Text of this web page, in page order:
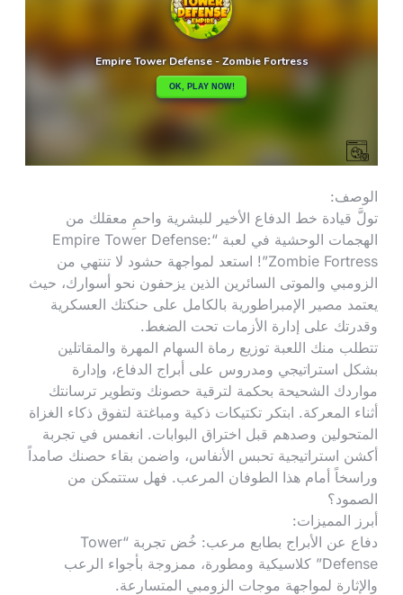
الوصف:
تولَّ قيادة خط الدفاع الأخير للبشرية واحمِ معقلك من
الهجمات الوحشية في لعبة “Empire Tower Defense:
Zombie Fortress”! استعد لمواجهة حشود لا تنتهي من
الزومبي والموتى السائرين الذين يزحفون نحو أسوارك، حيث
يعتمد مصير الإمبراطورية بالكامل على حنكتك العسكرية
وقدرتك على إدارة الأزمات تحت الضغط.
تتطلب منك اللعبة توزيع رماة السهام المهرة والمقاتلين
بشكل استراتيجي ومدروس على أبراج الدفاع، وإدارة
مواردك الشحيحة بحكمة لترقية حصونك وتطوير ترسانتك
أثناء المعركة. ابتكر تكتيكات ذكية ومباغتة لتفوق ذكاء الغزاة
المتحولين وصدهم قبل اختراق البوابات. انغمس في تجربة
أكشن استراتيجية تحبس الأنفاس، واضمن بقاء حصنك صامداً
وراسخاً أمام هذا الطوفان المرعب. فهل ستتمكن من
الصمود؟
أبرز المميزات:
دفاع عن الأبراج بطابع مرعب: خُض تجربة “Tower
Defense” كلاسيكية ومطورة، ممزوجة بأجواء الرعب
والإثارة لمواجهة موجات الزومبي المتسارعة.